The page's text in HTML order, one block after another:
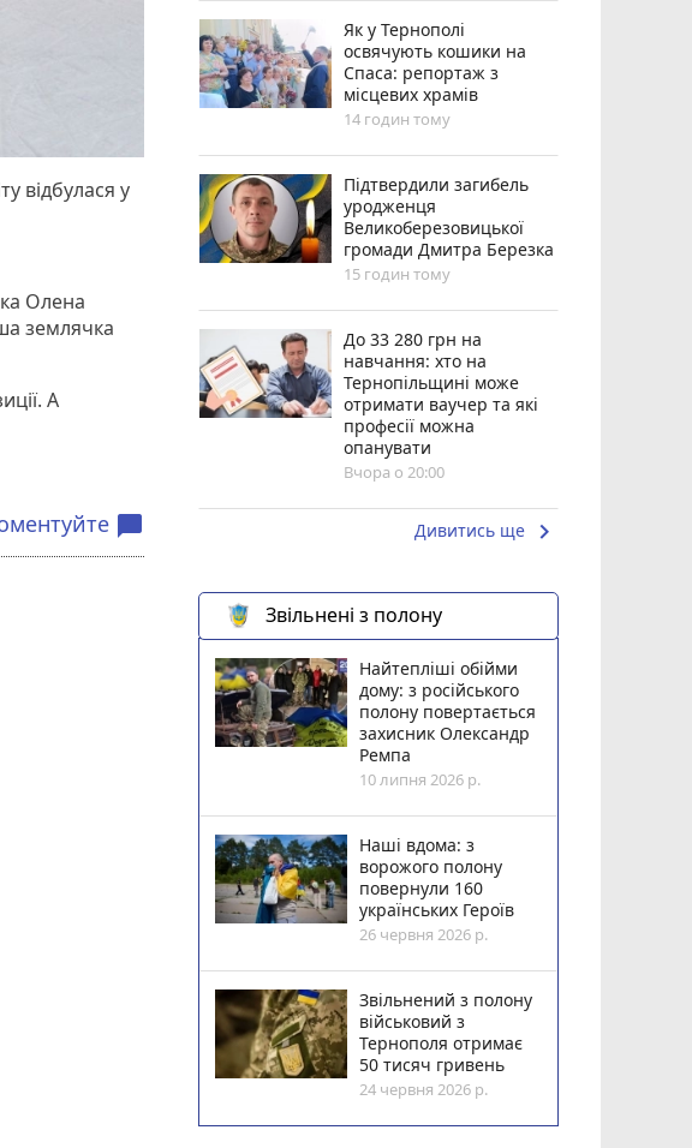
відбулася у
Олена
землячка
А
chat_bubble
Як у Тернополі
освячують кошики на
Спаса: репортаж з
місцевих храмів
14 годин тому
Підтвердили загибель
уродженця
Великоберезовицької
громади Дмитра Березка
15 годин тому
До 33 280 грн на
навчання: хто на
Тернопільщині може
отримати ваучер та які
професії можна
опанувати
Вчора о 20:00
Дивитись ще keyboard_arrow_right
Звільнені з полону
Найтепліші обійми
дому: з російського
полону повертається
захисник Олександр
Ремпа
10 липня 2026 р.
Наші вдома: з
ворожого полону
повернули 160
українських Героїв
26 червня 2026 р.
Звільнений з полону
військовий з
Тернополя отримає
50 тисяч гривень
24 червня 2026 р.